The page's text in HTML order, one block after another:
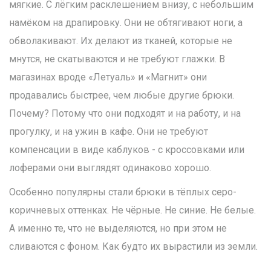
мягкие. С лёгким расклешением внизу, с небольшим
намёком на драпировку. Они не обтягивают ноги, а
обволакивают. Их делают из тканей, которые не
мнутся, не скатываются и не требуют глажки. В
магазинах вроде «Летуаль» и «Магнит» они
продавались быстрее, чем любые другие брюки.
Почему? Потому что они подходят и на работу, и на
прогулку, и на ужин в кафе. Они не требуют
компенсации в виде каблуков - с кроссовками или
лоферами они выглядят одинаково хорошо.
Особенно популярны стали брюки в тёплых серо-
коричневых оттенках. Не чёрные. Не синие. Не белые.
А именно те, что не выделяются, но при этом не
сливаются с фоном. Как будто их вырастили из земли.